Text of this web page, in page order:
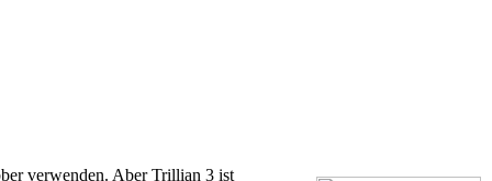
verwenden. Aber Trillian 3 ist